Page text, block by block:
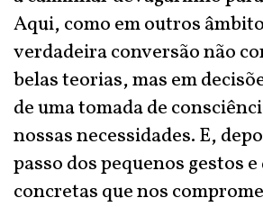
Aqui, como em outros
verdadeira conversão não
belas teorias, mas em
de uma tomada de
nossas necessidades. E,
passo dos pequenos gestos
concretas que nos